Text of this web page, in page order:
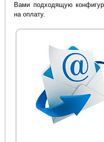
Вами подходящую
на оплату.